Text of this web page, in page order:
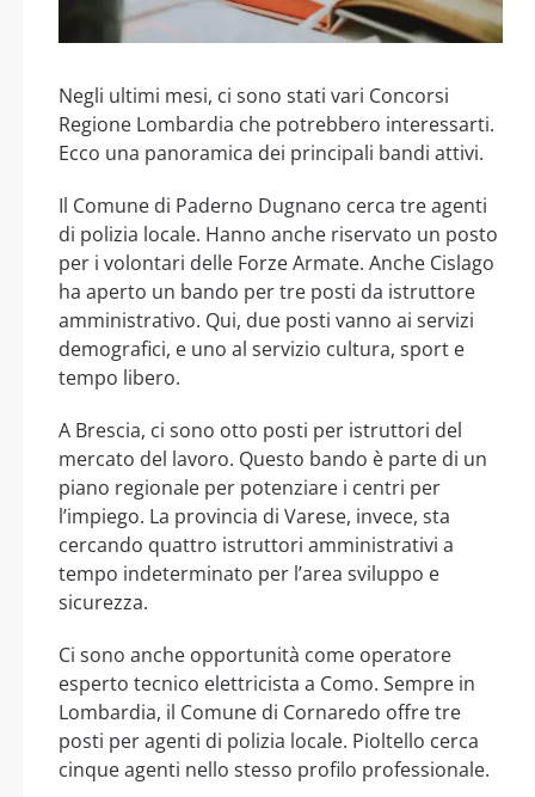
Negli ultimi mesi, ci sono stati vari Concorsi
Regione Lombardia che potrebbero interessarti.
Ecco una panoramica dei principali bandi attivi.
Il Comune di Paderno Dugnano cerca tre agenti
di polizia locale. Hanno anche riservato un posto
per i volontari delle Forze Armate. Anche Cislago
ha aperto un bando per tre posti da istruttore
amministrativo. Qui, due posti vanno ai servizi
demografici, e uno al servizio cultura, sport e
tempo libero.
A Brescia, ci sono otto posti per istruttori del
mercato del lavoro. Questo bando è parte di un
piano regionale per potenziare i centri per
l’impiego. La provincia di Varese, invece, sta
cercando quattro istruttori amministrativi a
tempo indeterminato per l’area sviluppo e
sicurezza.
Ci sono anche opportunità come operatore
esperto tecnico elettricista a Como. Sempre in
Lombardia, il Comune di Cornaredo offre tre
posti per agenti di polizia locale. Pioltello cerca
cinque agenti nello stesso profilo professionale.